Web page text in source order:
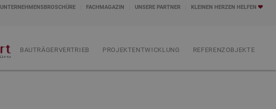
UNTERNEHMENSBROSCHÜRE FACHMAGAZIN UNSERE PARTNER KLEINEN HERZEN HELFEN
BAUTRÄGERVERTRIEB PROJEKTENTWICKLUNG REFERENZOBJEKTE